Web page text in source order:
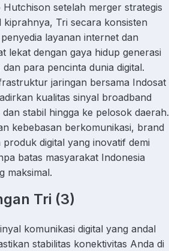
setelah merger strategis
kiprahnya, Tri secara konsisten
layanan internet dan
lekat dengan gaya hidup generasi
para pencinta dunia digital.
jaringan bersama Indosat
kualitas sinyal broadband
stabil hingga ke pelosok daerah.
kebebasan berkomunikasi, brand
digital yang inovatif demi
batas masyarakat Indonesia
maksimal.
Tri (3)
komunikasi digital yang andal
stabilitas konektivitas Anda di